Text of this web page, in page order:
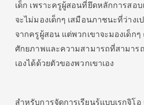
เด็ก เพราะครูผู้สอนที่ยึดหลักการสอบ
จะไม่มองเด็กๆ เสมือนภาชนะที่ว่างเ
จากครูผู้สอน แต่พวกเขาจะมองเด็กๆ
ศักยภาพและความสามารถที่สามาร
เองได้ด้วยตัวของพวกเขาเอง
สำหรับการจัดการเรียนรู้แบบเรกจิโอ